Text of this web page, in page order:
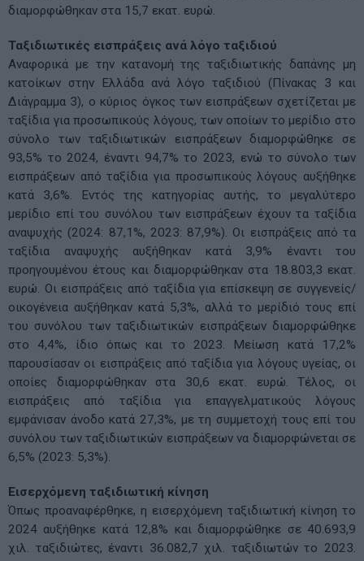
διαμορφώθηκαν στα 15,7 εκατ. ευρώ.
Ταξιδιωτικές εισπράξεις ανά λόγο ταξιδιού
Αναφορικά με την κατανομή της ταξιδιωτικής δαπάνης μη
κατοίκων στην Ελλάδα ανά λόγο ταξιδιού (Πίνακας 3 και
Διάγραμμα 3), ο κύριος όγκος των εισπράξεων σχετίζεται με
ταξίδια για προσωπικούς λόγους, των οποίων το μερίδιο στο
σύνολο των ταξιδιωτικών εισπράξεων διαμορφώθηκε σε
93,5% το 2024, έναντι 94,7% το 2023, ενώ το σύνολο των
εισπράξεων από ταξίδια για προσωπικούς λόγους αυξήθηκε
κατά 3,6%. Εντός της κατηγορίας αυτής, το μεγαλύτερο
μερίδιο επί του συνόλου των εισπράξεων έχουν τα ταξίδια
αναψυχής (2024: 87,1%, 2023: 87,9%). Οι εισπράξεις από τα
ταξίδια αναψυχής αυξήθηκαν κατά 3,9% έναντι του
προηγουμένου έτους και διαμορφώθηκαν στα 18.803,3 εκατ.
ευρώ. Οι εισπράξεις από ταξίδια για επίσκεψη σε συγγενείς/
οικογένεια αυξήθηκαν κατά 5,3%, αλλά το μερίδιό τους επί
του συνόλου των ταξιδιωτικών εισπράξεων διαμορφώθηκε
στο 4,4%, ίδιο όπως και το 2023. Μείωση κατά 17,2%
παρουσίασαν οι εισπράξεις από ταξίδια για λόγους υγείας, οι
οποίες διαμορφώθηκαν στα 30,6 εκατ. ευρώ. Τέλος, οι
εισπράξεις από ταξίδια για επαγγελματικούς λόγους
εμφάνισαν άνοδο κατά 27,3%, με τη συμμετοχή τους επί του
συνόλου των ταξιδιωτικών εισπράξεων να διαμορφώνεται σε
6,5% (2023: 5,3%).
Εισερχόμενη ταξιδιωτική κίνηση
Όπως προαναφέρθηκε, η εισερχόμενη ταξιδιωτική κίνηση το
2024 αυξήθηκε κατά 12,8% και διαμορφώθηκε σε 40.693,9
χιλ. ταξιδιώτες, έναντι 36.082,7 χιλ. ταξιδιωτών το 2023.